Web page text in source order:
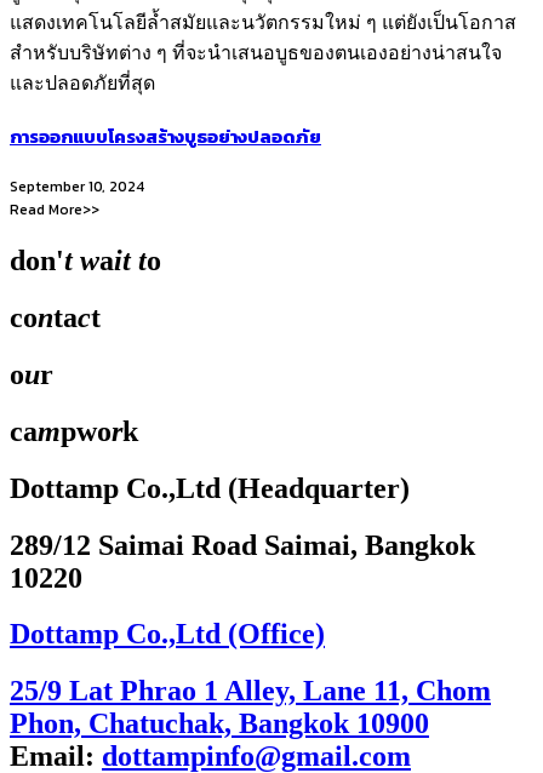
การออกแบบโครงสร้างบูธอย่างปลอดภัย
September 10, 2024
Read More>>
don't wait to
contact
our
campwork
Dottamp Co.,Ltd (Headquarter)
289/12 Saimai Road Saimai, Bangkok
10220
Dottamp Co.,Ltd (Office)
25/9 Lat Phrao 1 Alley, Lane 11, Chom
Phon, Chatuchak, Bangkok 10900
Email: dottampinfo@gmail.com